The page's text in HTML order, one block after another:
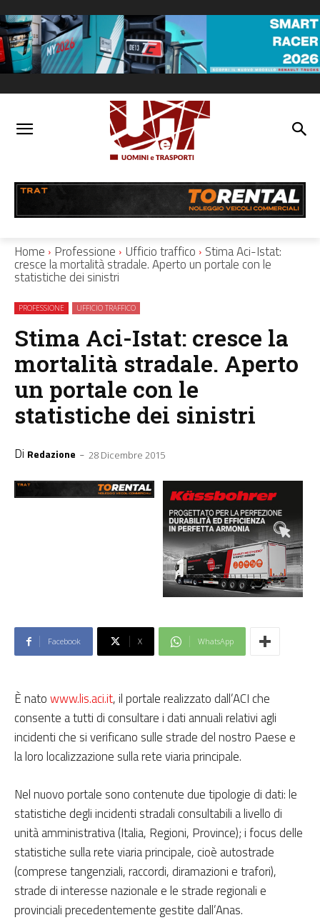
Home Professione Ufficio traffico Stima Aci-Istat:
cresce la mortalità stradale. Aperto un portale con le
statistiche dei sinistri
PROFESSIONE UFFICIO TRAFFICO
Stima Aci-Istat: cresce la
mortalità stradale. Aperto
un portale con le
statistiche dei sinistri
Di Redazione - 28 Dicembre 2015
Facebook X WhatsApp
È natowww.lis.aci.it, il portale realizzato dall’ACI che
consente a tutti di consultare i dati annuali relativi agli
incidenti che si verificano sulle strade del nostro Paese e
la loro localizzazione sulla rete viaria principale.
Nel nuovo portale sono contenute due tipologie di dati: le
statistiche degli incidenti stradali consultabili a livello di
unità amministrativa (Italia, Regioni, Province); i focus delle
statistiche sulla rete viaria principale, cioè autostrade
(comprese tangenziali, raccordi, diramazioni e trafori),
strade di interesse nazionale e le strade regionali e
provinciali precedentemente gestite dall’Anas.